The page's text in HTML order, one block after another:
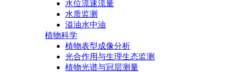
水位流速流量
水质监测
溢油水中油
植物科学
植物表型成像分析
光合作用与生理生态监测
植物光谱与冠层测量